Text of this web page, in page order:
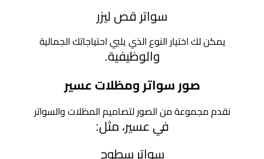
سواتر قص ليزر
يمكن لك اختيار النوع الذي يلبي احتياجاتك الجمالية
والوظيفية.
صور سواتر ومظلات عسير
نقدم مجموعة من الصور لتصاميم المظلات والسواتر
في عسير، مثل:
سواتر سطوح